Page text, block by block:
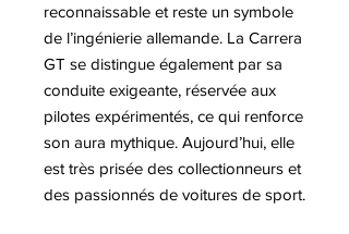
reconnaissable et reste un symbole
de l’ingénierie allemande. La Carrera
GT se distingue également par sa
conduite exigeante, réservée aux
pilotes expérimentés, ce qui renforce
son aura mythique. Aujourd’hui, elle
est très prisée des collectionneurs et
des passionnés de voitures de sport.